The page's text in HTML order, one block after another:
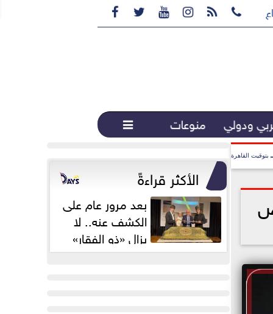
     
القهوة المختصة...
ودولي منوعات 
بتوقيت القاهرة
الأكثر قراءةً
بعد مرور عام على
الكشف عنه.. لا
يزال «ذو الفقار»
محور اهتمام...